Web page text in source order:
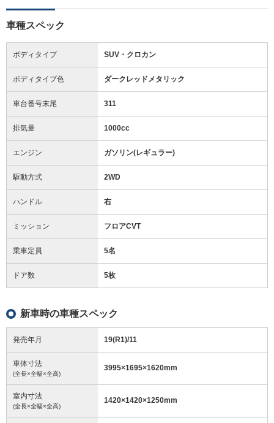
車種スペック
ボディタイプ SUV・クロカン
ボディタイプ色 ダークレッドメタリック
車台番号末尾 311
排気量 1000cc
エンジン ガソリン(レギュラー)
駆動方式 2WD
ハンドル 右
ミッション フロアCVT
乗車定員 5名
ドア数 5枚
新車時の車種スペック
発売年月 19(R1)/11
車体寸法
(全長×全幅×全高)
3995×1695×1620mm
室内寸法
(全長×全幅×全高)
1420×1420×1250mm